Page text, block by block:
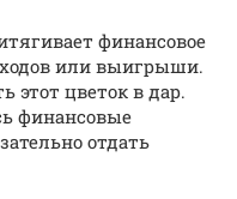
финансовое
или выигрыши.
этот цветок в дар.
финансовые
отдать